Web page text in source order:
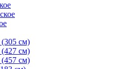
см)
см)
см)